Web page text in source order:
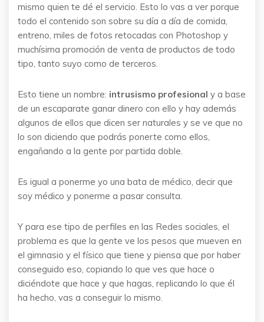
mismo quien te dé el servicio. Esto lo vas a ver porque
todo el contenido son sobre su día a día de comida,
entreno, miles de fotos retocadas con Photoshop y
muchísima promoción de venta de productos de todo
tipo, tanto suyo como de terceros.
Esto tiene un nombre: intrusismo profesional y a base
de un escaparate ganar dinero con ello y hay además
algunos de ellos que dicen ser naturales y se ve que no
lo son diciendo que podrás ponerte como ellos,
engañando a la gente por partida doble.
Es igual a ponerme yo una bata de médico, decir que
soy médico y ponerme a pasar consulta.
Y para ese tipo de perfiles en las Redes sociales, el
problema es que la gente ve los pesos que mueven en
el gimnasio y el físico que tiene y piensa que por haber
conseguido eso, copiando lo que ves que hace o
diciéndote que hace y que hagas, replicando lo que él
ha hecho, vas a conseguir lo mismo.